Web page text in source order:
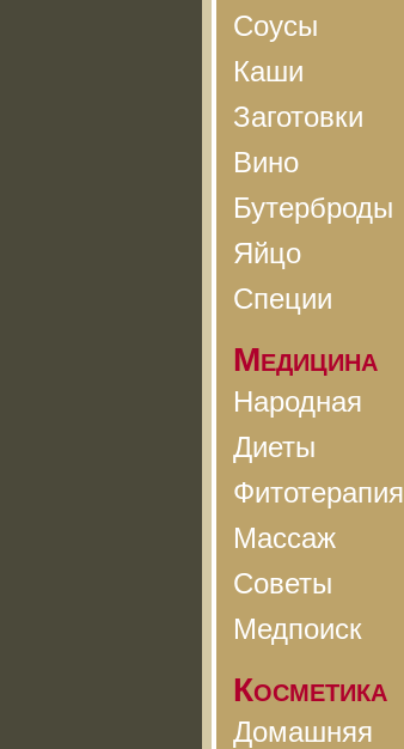
Соусы
Каши
Заготовки
Вино
Бутерброды
Яйцо
Специи
Медицина
Народная
Диеты
Фитотерапия
Массаж
Советы
Медпоиск
Косметика
Домашняя